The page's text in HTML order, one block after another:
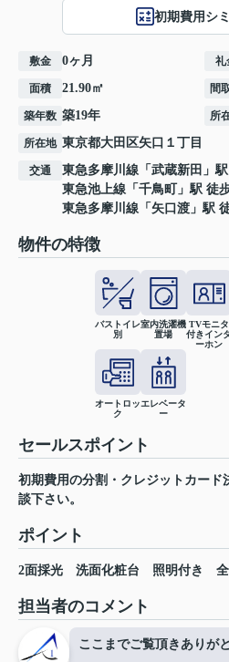
初期費用シ
敷金 0ヶ月 礼
面積 21.90㎡ 間
築年数 築19年 所
所在地 東京都大田区矢口 １丁目
交通 東急多摩川線 「 武蔵新田 」
東急池上線 「 千鳥町
」駅 徒
東急多摩川線 「 矢口渡 」駅
物件の特徴
バストイレ
別
室内洗濯機
置場
TVモニタ
付きイン
ーホン
オートロッ
ク
エレベータ
ー
セールスポイント
初期費用の分割・クレジットカード
談下さい。
ポイント
2面採光 洗面化粧台 照明付き
担当者のコメント
ここまでご覧頂きありが